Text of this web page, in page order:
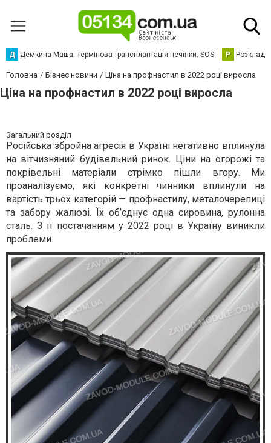
Д Демкина Маша. Термінова трансплантація печінки. SOS Р Розклад
Головна Бізнес новини Ціна на профнастил в 2022 році виросла
Ціна на профнастил в 2022 році виросла
Загальний розділ
Російська збройна агресія в Україні негативно вплинула
на вітчизняний будівельний ринок. Ціни на огорожі та
покрівельні матеріали стрімко пішли вгору. Ми
проаналізуємо, які конкретні чинники вплинули на
вартість трьох категорій — профнастилу, металочерепиці
та забору жалюзі. Їх об’єднує одна сировина, рулонна
сталь. З її постачанням у 2022 році в Україну виникли
проблеми.